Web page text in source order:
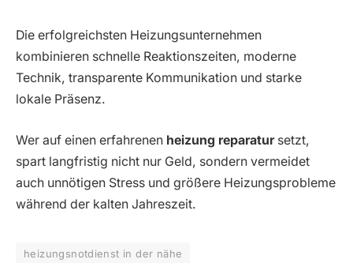
Die erfolgreichsten Heizungsunternehmen
kombinieren schnelle Reaktionszeiten, moderne
Technik, transparente Kommunikation und starke
lokale Präsenz.
Wer auf einen erfahrenen heizung reparatursetzt,
spart langfristig nicht nur Geld, sondern vermeidet
auch unnötigen Stress und größere Heizungsprobleme
während der kalten Jahreszeit.
heizungsnotdienst in der nähe